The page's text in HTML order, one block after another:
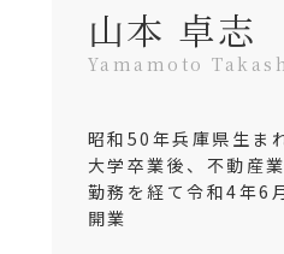
山本 卓志
Yamamoto
昭和50年兵庫県生ま
大学卒業後、不動産
勤務を経て令和4年6
開業